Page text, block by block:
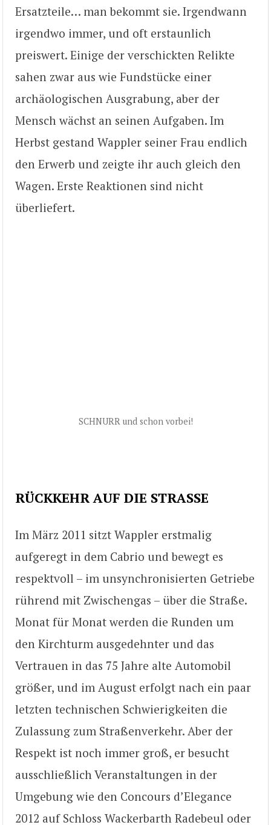
Ersatzteile… man bekommt sie. Irgendwann
irgendwo immer, und oft erstaunlich
preiswert. Einige der verschickten Relikte
sahen zwar aus wie Fundstücke einer
archäologischen Ausgrabung, aber der
Mensch wächst an seinen Aufgaben. Im
Herbst gestand Wappler seiner Frau endlich
den Erwerb und zeigte ihr auch gleich den
Wagen. Erste Reaktionen sind nicht
überliefert.
SCHNURR und schon vorbei!
RÜCKKEHR AUF DIE STRASSE
Im März 2011 sitzt Wappler erstmalig
aufgeregt in dem Cabrio und bewegt es
respektvoll – im unsynchronisierten Getriebe
rührend mit Zwischengas – über die Straße.
Monat für Monat werden die Runden um
den Kirchturm ausgedehnter und das
Vertrauen in das 75 Jahre alte Automobil
größer, und im August erfolgt nach ein paar
letzten technischen Schwierigkeiten die
Zulassung zum Straßenverkehr. Aber der
Respekt ist noch immer groß, er besucht
ausschließlich Veranstaltungen in der
Umgebung wie den Concours d’Elegance
2012 auf Schloss Wackerbarth Radebeul oder